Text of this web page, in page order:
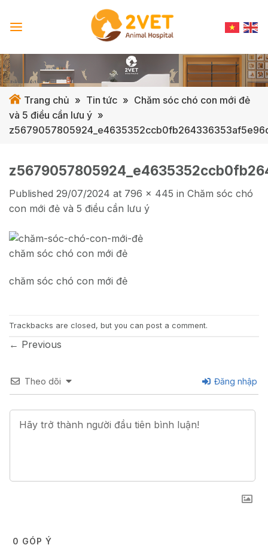
Trang chủ » Tin tức » Chăm sóc chó con mới đẻ
và 5 điều cần lưu ý »
Published 29/07/2024 at 796 × 445 in Chăm sóc chó
con mới đẻ và 5 điều cần lưu ý
chăm sóc chó con mới đẻ
chăm sóc chó con mới đẻ
Trackbacks are closed, but you can post a comment.
← Previous
Theo dõi Đăng nhập
0 GÓP Ý